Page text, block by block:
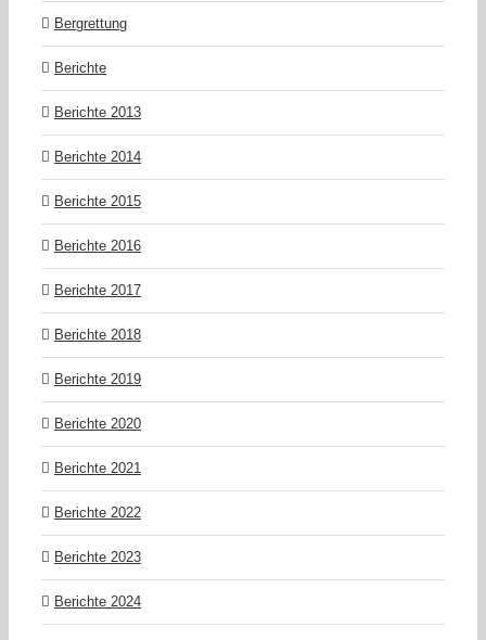
Bergrettung
Berichte
Berichte 2013
Berichte 2014
Berichte 2015
Berichte 2016
Berichte 2017
Berichte 2018
Berichte 2019
Berichte 2020
Berichte 2021
Berichte 2022
Berichte 2023
Berichte 2024